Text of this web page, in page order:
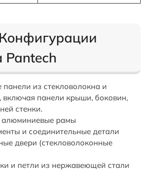
Pantech
из стекловолокна и
включая панели крыши, боковин,
стенки.
рамы
и соединительные детали
двери (стекловолоконные
и петли из нержавеющей стали